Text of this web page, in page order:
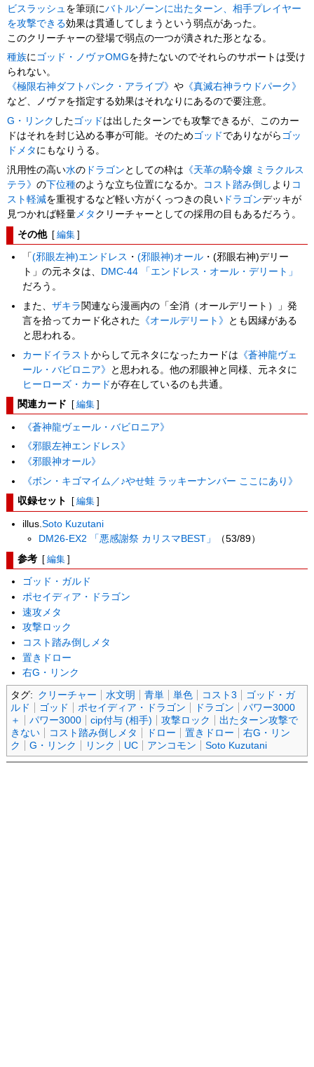
ビスラッシュ を筆頭にバトルゾーンに出たターン、相手プレイヤー
を攻撃できる効果は貫通してしまうという弱点があった。
このクリーチャーの登場で弱点の一つが潰された形となる。
種族にゴッド・ノヴァOMGを持たないのでそれらのサポートは受け
られない。
《極限右神ダフトパンク・アライブ》や 《真滅右神ラウドパーク》
など、ノヴァを指定する効果はそれなりにあるので要注意。
G・リンク したゴッド は出したターンでも攻撃できるが、このカー
ドはそれを封じ込める事が可能。そのためゴッド でありながら ゴッ
ド メタ にもなりうる。
汎用性の高い水の ドラゴン としての枠は 《天革の騎令嬢 ミラクルス
テラ》の下位種のような立ち位置になるか。 コスト踏み倒し より コ
スト軽減を重視するなど軽い方がくっつきの良い ドラゴンデッキが
見つかれば軽量メタ クリーチャーとしての採用の目もあるだろう。
その他 [ 編集 ]
「(邪眼左神)エンドレス ・(邪眼神)オール ・(邪眼右神)デリー
ト」の元ネタは、
DMC-44 「エンドレス・オール・デリート」
だろう。
また、ザキラ 関連なら漫画内の「全消（オールデリート）」発
言を拾ってカード化された 《オールデリート》
とも因縁がある
と思われる。
カードイラストからして元ネタになったカードは 《蒼神龍ヴェ
ール・バビロニア》
と思われる。他の邪眼神と同様、元ネタに
ヒーローズ・カードが存在しているのも共通。
関連カード [ 編集 ]
《蒼神龍ヴェール・バビロニア》
《邪眼左神エンドレス》
《邪眼神オール》
《ボン・キゴマイム／♪やせ蛙 ラッキーナンバー ここにあり》
収録セット [ 編集 ]
illus.Soto Kuzutani
DM26-EX2 「悪感謝祭 カリスマBEST」
（53/89）
参考 [ 編集 ]
ゴッド・ガルド
ポセイディア・ドラゴン
速攻メタ
攻撃ロック
コスト踏み倒しメタ
置きドロー
右G・リンク
タグ: クリーチャー 水文明 青単 単色 コスト3
ゴッド・ガ
ルド
ゴッド ポセイディア・ドラゴン ドラゴン
パワー3000
＋
パワー3000 cip付与 (相手) 攻撃ロック
出たターン攻撃で
きない
コスト踏み倒しメタ ドロー 置きドロー
右G・リン
ク
G・リンク リンク UC アンコモン Soto Kuzutani